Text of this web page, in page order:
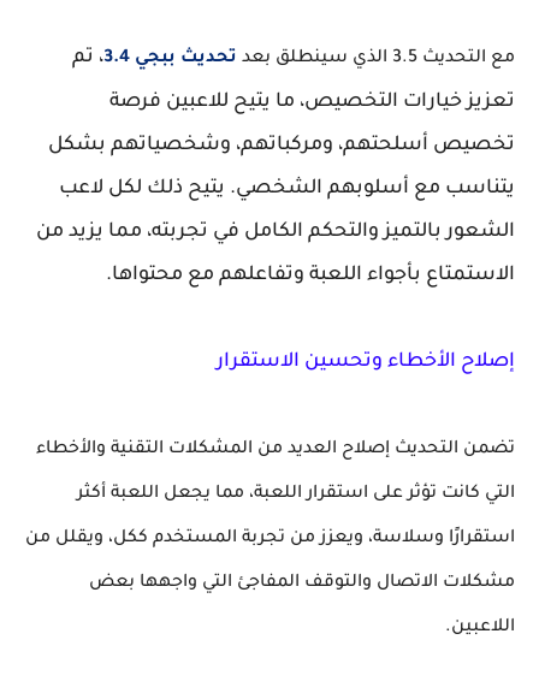
مع التحديث 3.5 الذي سينطلق بعد تحديث ببجي 3.4 ، تم
تعزيز خيارات التخصيص، ما يتيح للاعبين فرصة
تخصيص أسلحتهم، ومركباتهم، وشخصياتهم بشكل
يتناسب مع أسلوبهم الشخصي. يتيح ذلك لكل لاعب
الشعور بالتميز والتحكم الكامل في تجربته، مما يزيد من
الاستمتاع بأجواء اللعبة وتفاعلهم مع محتواها.
إصلاح الأخطاء وتحسين الاستقرار
تضمن التحديث إصلاح العديد من المشكلات التقنية والأخطاء
التي كانت تؤثر على استقرار اللعبة، مما يجعل اللعبة أكثر
استقرارًا وسلاسة، ويعزز من تجربة المستخدم ككل، ويقلل من
مشكلات الاتصال والتوقف المفاجئ التي واجهها بعض
اللاعبين.